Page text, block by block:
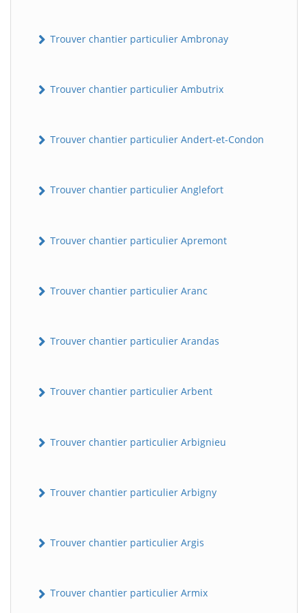
Trouver chantier particulier Ambronay
Trouver chantier particulier Ambutrix
Trouver chantier particulier Andert-et-Condon
Trouver chantier particulier Anglefort
Trouver chantier particulier Apremont
Trouver chantier particulier Aranc
Trouver chantier particulier Arandas
Trouver chantier particulier Arbent
Trouver chantier particulier Arbignieu
Trouver chantier particulier Arbigny
Trouver chantier particulier Argis
Trouver chantier particulier Armix